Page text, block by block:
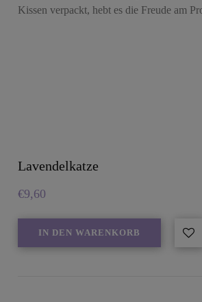
Kissen verpackt, hebt es die Freude am
Lavendelkatze
€9,60
IN DEN WARENKORB